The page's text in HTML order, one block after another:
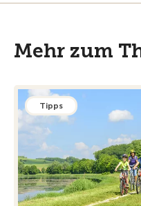
Mehr zum
Tipps